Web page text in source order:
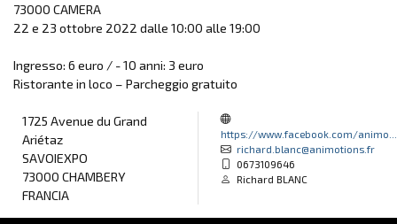
73000 CAMERA
22 e 23 ottobre 2022 dalle 10:00 alle 19:00
Ingresso: 6 euro / - 10 anni: 3 euro
Ristorante in loco – Parcheggio gratuito
1725 Avenue du Grand
Ariétaz
SAVOIEXPO
73000 CHAMBERY
FRANCIA
https://www.facebook.com/animo...
richard.blanc@animotions.fr
0673109646
Richard BLANC